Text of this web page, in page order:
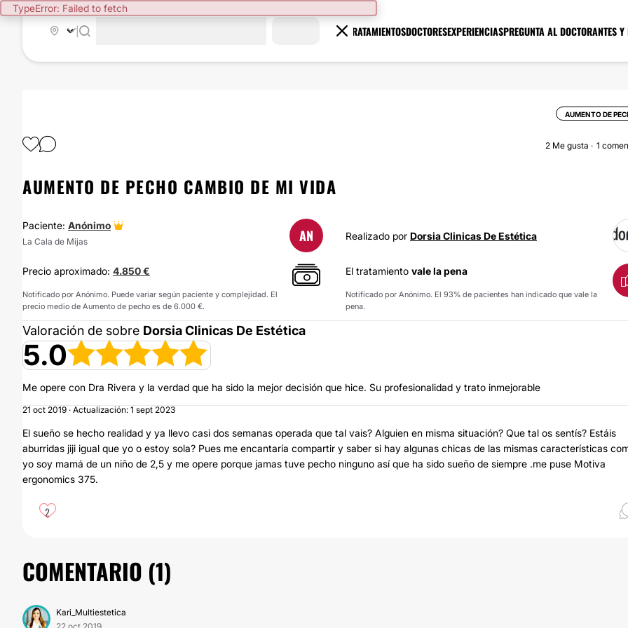
TypeError: Failed to fetch
TRATAMIENTOSDOCTORESEXPERIENCIASPREGUNTA AL DOCTORANTES Y
AUMENTO DE
2 Me gusta 1
AUMENTO DE PECHO CAMBIO DE MI VIDA
Paciente: Anónimo
La Cala de Mijas AN Realizado por Dorsia Clinicas De Estética
Precio aproximado: 4.850 €
Notificado por Anónimo. Puede variar según paciente y complejidad. El
precio medio de Aumento de pecho es de 6.000 €.
El tratamiento vale la pena
Notificado por Anónimo. El 93% de pacientes han indicado que vale la
pena.
Valoración de sobre Dorsia Clinicas De Estética
5.0
Me opere con Dra Rivera y la verdad que ha sido la mejor decisión que hice. Su profesionalidad y trato inmejorable
21 oct 2019 · Actualización: 1 sept 2023
El sueño se hecho realidad y ya llevo casi dos semanas operada que tal vais? Alguien en misma situación? Que tal os sentís? Estáis
aburridas jiji igual que yo o estoy sola? Pues me encantaría compartir y saber si hay algunas chicas de las mismas características
yo soy mamá de un niño de 2,5 y me opere porque jamas tuve pecho ninguno así que ha sido sueño de siempre .me puse Motiva
ergonomics 375.
2
COMENTARIO (1)
Kari_Multiestetica